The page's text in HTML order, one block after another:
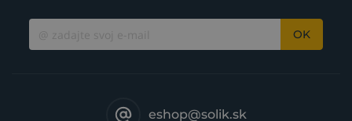
OK
eshop@solik.sk